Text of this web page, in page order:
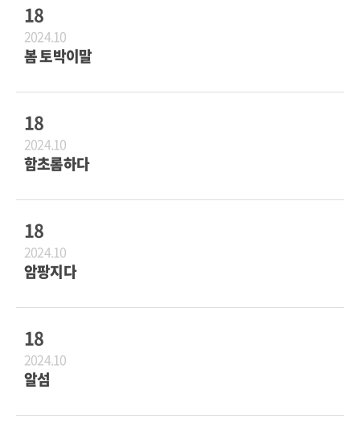
18
2024.10
봄 토박이말
18
2024.10
함초롬하다
18
2024.10
암팡지다
18
2024.10
알섬